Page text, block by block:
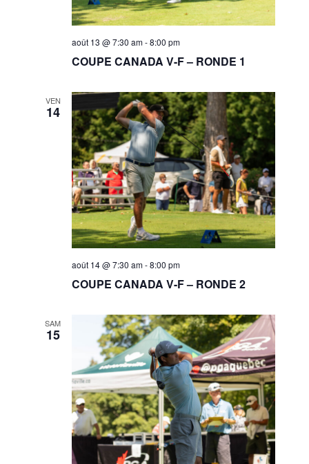
COUPE CANADA V-F – RONDE 1
août 13 @ 7:30 am-8:00 pm
VEN
14
COUPE CANADA V-F – RONDE 2
août 14 @ 7:30 am-8:00 pm
SAM
15